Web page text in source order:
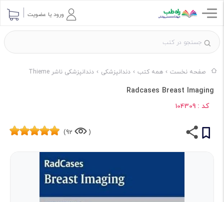
ورود یا عضویت
صفحه نخست همه کتب دندانپزشکی دندانپزشکی ناشر Thieme
Radcases Breast Imaging
کد : 104309
(
92)